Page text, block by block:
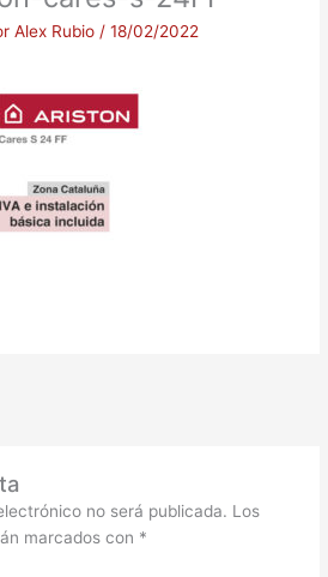
Alex Rubio /18/02/2022
no será publicada. Los
marcados con *